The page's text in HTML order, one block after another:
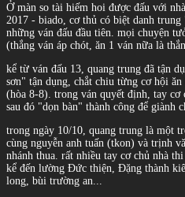
Ở màn so tài hiếm hoi được đấu với
2017 - biado, cơ thủ có biệt danh
những ván đấu đầu tiên. mọi chuyện
(thắng ván áp chót, ăn 1 ván nữa là
kể từ ván đấu 13, quang trung đã tận
sơn" tận dụng, chắt chiu từng cơ hội
(hòa 8-8). trong ván quyết định, tay cơ
sau đó "dọn bàn" thành công để giành
trong ngày 10/10, quang trung là một
cùng nguyễn anh tuấn (tkon) và trịnh
nhánh thua. rất nhiều tay cơ chủ nhà
kể đến lường Đức thiện, Đặng thành
long, bùi trường an...